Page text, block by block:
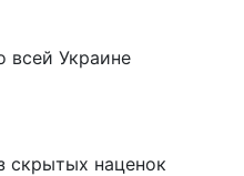
всей Украине
скрытых наценок